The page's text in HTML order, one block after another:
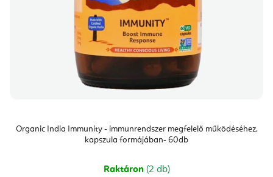
Organic India Immunity - immunrendszer megfelelő működéséhez,
kapszula formájában- 60db
Raktáron (2 db)